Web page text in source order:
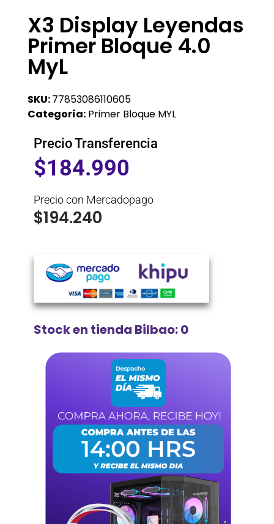
X3 Display Leyendas
Primer Bloque 4.0
MyL
SKU:77853086110605
Categoría: Primer Bloque MYL
Precio Transferencia
$184.990
Precio con Mercadopago
$194.240
Stock en tienda Bilbao: 0